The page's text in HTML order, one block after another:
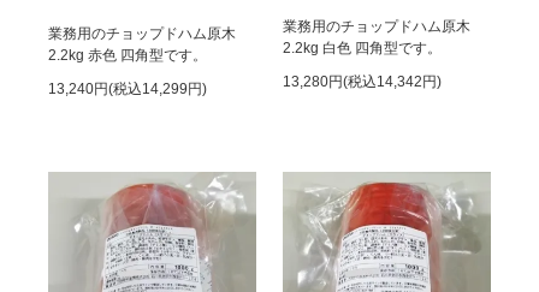
業務用のチョップドハム原木
2.2kg 赤色 四角型です。
13,240円(税込14,299円)
業務用のチョップドハム原木
2.2kg 白色 四角型です。
13,280円(税込14,342円)